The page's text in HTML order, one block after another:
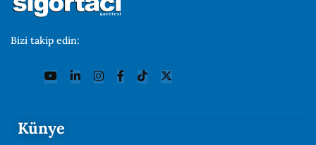
Bizi takip edin:
Künye